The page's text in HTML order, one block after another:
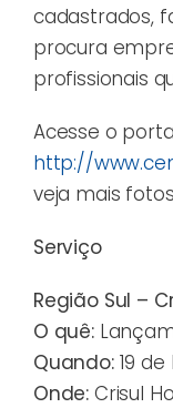
cadastrados,
procura
profissionais
Acesse o
http://
veja mais
Serviço
Região Sul –
O quê:
Quando:19 de
Onde: Crisul